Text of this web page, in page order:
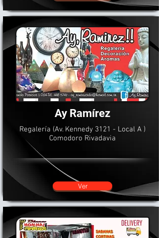
Ay Ramírez
Regalería (Av. Kennedy 3121 - Local A )
Comodoro Rivadavia
Ver